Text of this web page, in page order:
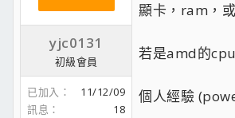
yjc0131
初級會員
已加入
11/12/09
訊息
18
顯卡，ram，
若是amd的
個人經驗